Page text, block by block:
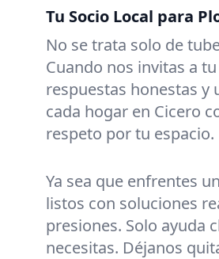
Tu Socio Local para
No se trata solo de
Cuando nos invitas a
respuestas honestas y
cada hogar en Cicero
respeto por tu espacio.
Ya sea que enfrentes
listos con soluciones
presiones. Solo ayuda
necesitas. Déjanos